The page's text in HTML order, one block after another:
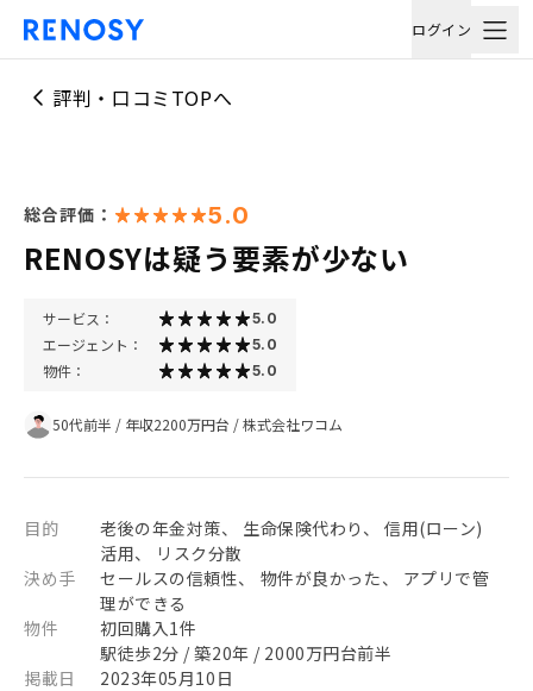
ログイン
評判・口コミTOPへ
総合評価： 5.0
RENOSYは疑う要素が少ない
サービス： 5.0
エージェント： 5.0
物件： 5.0
50代前半 / 年収2200万円台 /株式会社ワコム
目的
老後の年金対策、 生命保険代わり、 信用(ローン)
活用、 リスク分散
決め手
セールスの信頼性、 物件が良かった、 アプリで管
理ができる
物件
初回購入1件
駅徒歩2分 / 築20年 / 2000万円台前半
掲載日
2023年05月10日